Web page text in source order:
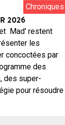
Chroniques
2026
Mad' restent
les
concoctées par
des
des super-
pour résoudre